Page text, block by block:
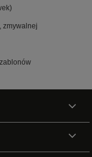
zmywalnej